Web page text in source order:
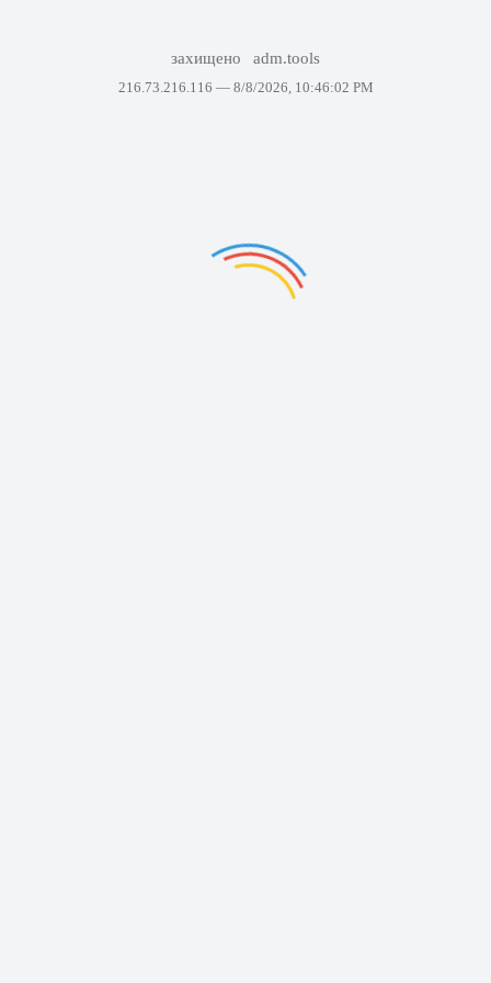
захищено adm.tools
216.73.216.116 — 8/8/2026, 10:46:02 PM